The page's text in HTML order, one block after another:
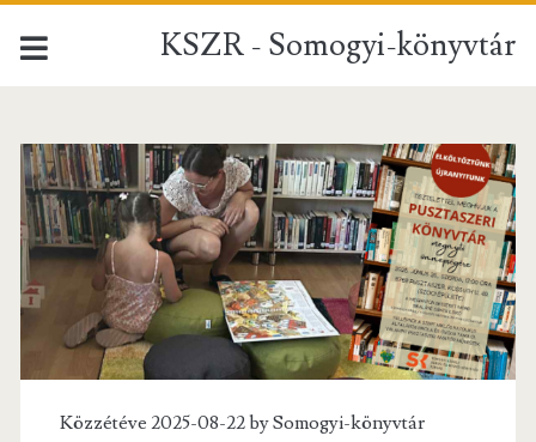
KSZR - Somogyi-könyvtár
KSZR
-
Somogyi-
könyvtár
Bejegyzés
Közzétéve 2025-08-22 bySomogyi-könyvtár